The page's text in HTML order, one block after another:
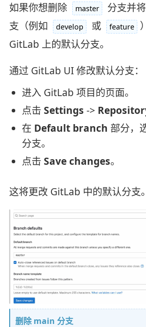
如果你想删除 master
分支并
支（例如
develop 或 feature
GitLab 上的默认分支。
通过 GitLab UI 修改默认分支：
进入 GitLab 项目的页面。
点击 Settings ->
在 Default branch 部分，
分支。
点击 Save changes。
这将更改 GitLab 中的默认分支。
删除 main 分支